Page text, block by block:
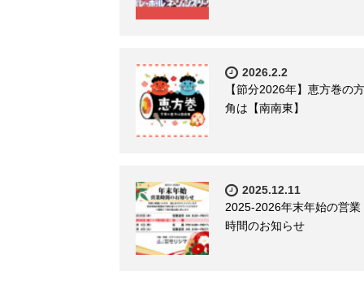
2026.2.2
【節分2026年】恵方巻の方
角は【南南東】
2025.12.11
2025-2026年末年始の営業
時間のお知らせ